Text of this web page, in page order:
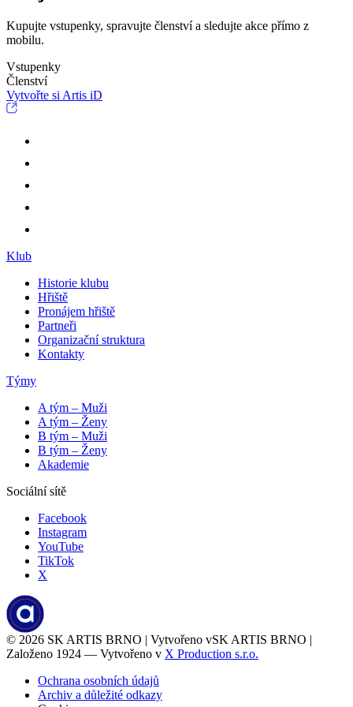
Kupujte vstupenky, spravujte členství a sledujte akce přímo z
mobilu.
Vstupenky
Členství
Vytvořte si Artis iD
Klub
Historie klubu
Hřiště
Pronájem hřiště
Partneři
Organizační struktura
Kontakty
Týmy
A tým – Muži
A tým – Ženy
B tým – Muži
B tým – Ženy
Akademie
Sociální sítě
Facebook
Instagram
YouTube
TikTok
X
© 2026 SK ARTIS BRNO | Vytvořeno vSK ARTIS BRNO |
Založeno 1924 — Vytvořeno v X Production s.r.o.
Ochrana osobních údajů
Archiv a důležité odkazy